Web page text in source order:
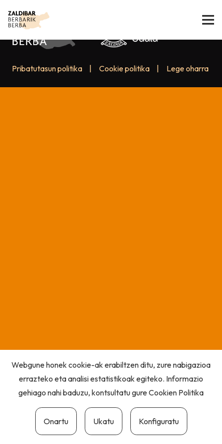
Pribatutasun politika Cookie politika Lege oharra
Webgune honek cookie-ak erabiltzen ditu, zure nabigazioa
errazteko eta analisi estatistikoak egiteko. Informazio
gehiago nahi baduzu, kontsultatu gureCookien Politika
Onartu Ukatu Konfiguratu